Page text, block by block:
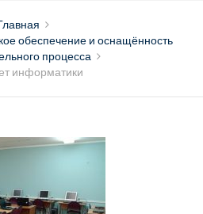
обеспечение и оснащённость
процесса
информатики